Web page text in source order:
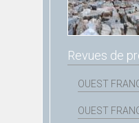
Revues de
OUEST
OUEST